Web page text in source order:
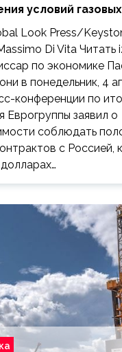
условий газовых
с РФ
Look Press/
Di Vita Читать
по экономике
в понедельник, 4
конференции по
Еврогруппы заявил о
соблюдать
с Россией,